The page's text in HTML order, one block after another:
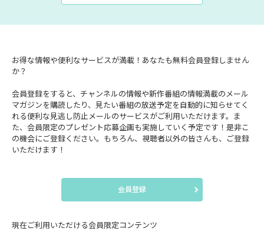
お得な情報や便利なサービスが満載！あなたも無料会員登録しません
か？
会員登録をすると、チャンネルの情報や新作番組の情報満載のメール
マガジンを購読したり、見たい番組の放送予定を自動的に知らせてく
れる便利な見逃し防止メールのサービスがご利用いただけます。ま
た、会員限定のプレゼント応募企画も実施していく予定です！是非こ
の機会にご登録ください。もちろん、視聴者以外の皆さんも、ご登録
いただけます！
会員登録
現在ご利用いただける会員限定コンテンツ